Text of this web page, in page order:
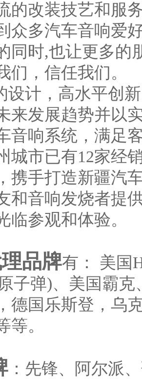
的改装技艺和服
众多汽车音响爱
同时,也让更多的
们，信任我们。
设计，高水平创
来发展趋势并以
音响系统，满足
城市已有12家经
携手打造新疆汽
和音响发烧者提
临参观和体验。
品牌有： 美国
子弹)、美国霸
德国乐斯登，乌
等。
：先锋、阿尔派